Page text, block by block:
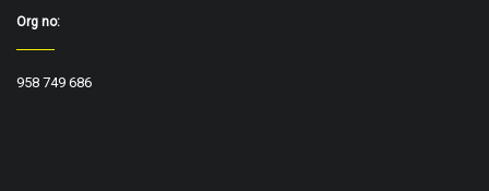
Org no:
958 749 686